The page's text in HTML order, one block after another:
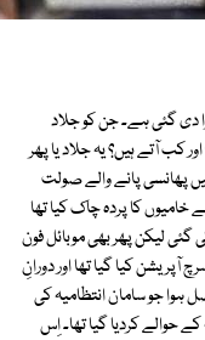
دی گئی ہے۔ جن کو جلاد
کب آتے ہیں؟ یہ جلاد یا پھر
میں اِسی جیل میں پھانسی پانے والے صولت
کا پردہ چاک کیا تھا
لیکن پھر بھی موبائل فون
کیا گیا تھا اور دورانِ
ہوا جو سامان انتظامیہ کی
حوالے کردیا گیا تھا۔ اِس